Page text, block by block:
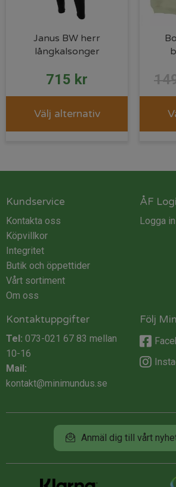
Janus BW herr
långkalsonger
715 kr
Välj alternativ
Kundservice
Kontakta oss
Köpvillkor
Integritet
Butik och öppettider
Vårt sortiment
Om oss
ÅF
Logga in
Kontaktuppgifter
Tel: 073-021 67 83 mellan
10-16
Mail:
kontakt@minimundus.se
Följ
Anmäl dig till vårt